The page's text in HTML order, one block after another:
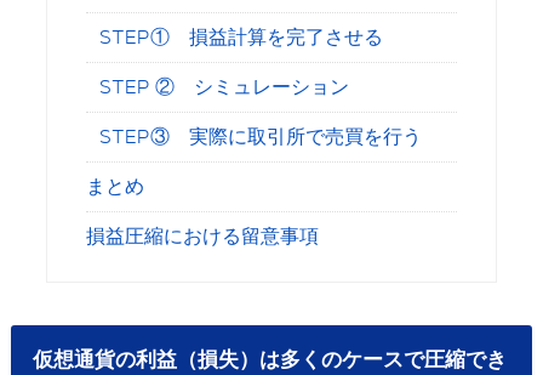
STEP① 損益計算を完了させる
STEP ② シミュレーション
STEP③ 実際に取引所で売買を行う
まとめ
損益圧縮における留意事項
仮想通貨の利益（損失）は多くのケースで圧縮でき